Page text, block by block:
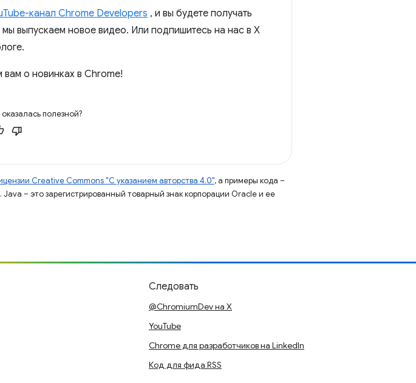
канал Chrome Developers , и вы будете получать
выпускаем новое видео. Или подпишитесь на нас в X
о новинках в Chrome!
полезной?
Creative Commons "С указанием авторства 4.0", а примеры кода –
. Java – это зарегистрированный товарный знак корпорации Oracle и ее
Следовать
@ChromiumDev на X
YouTube
Chrome для разработчиков на LinkedIn
Код для фида RSS